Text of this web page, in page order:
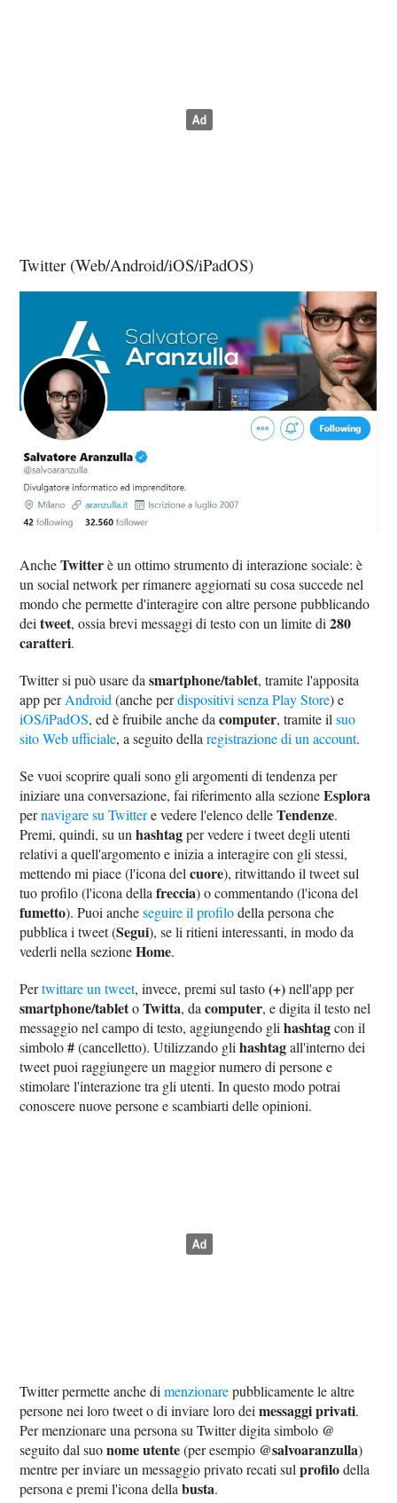
Twitter (Web/Android/iOS/iPadOS)
AncheTwitterè un ottimo strumento di interazione sociale: è
un social network per rimanere aggiornati su cosa succede nel
mondo che permette d'interagire con altre persone pubblicando
deitweet, ossia brevi messaggi di testo con un limite di280
caratteri.
Twitter si può usare dasmartphone/tablet, tramite l'apposita
app perAndroid (anche perdispositivi senza Play Store) e
iOS/iPadOS, ed è fruibile anche dacomputer, tramite ilsuo
sito Web ufficiale, a seguito dellaregistrazione di un account.
Se vuoi scoprire quali sono gli argomenti di tendenza per
iniziare una conversazione, fai riferimento alla sezioneEsplora
pernavigare su Twittere vedere l'elenco delleTendenze.
Premi, quindi, su unhashtagper vedere i tweet degli utenti
relativi a quell'argomento e inizia a interagire con gli stessi,
mettendo mi piace (l'icona delcuore), ritwittando il tweet sul
tuo profilo (l'icona dellafreccia) o commentando (l'icona del
fumetto). Puoi ancheseguire il profilodella persona che
pubblica i tweet (Segui), se li ritieni interessanti, in modo da
vederli nella sezioneHome.
Pertwittare un tweet, invece, premi sul tasto(+)nell'app per
smartphone/tabletoTwitta, dacomputer, e digita il testo nel
messaggio nel campo di testo, aggiungendo glihashtagcon il
simbolo#(cancelletto). Utilizzando glihashtagall'interno dei
tweet puoi raggiungere un maggior numero di persone e
stimolare l'interazione tra gli utenti. In questo modo potrai
conoscere nuove persone e scambiarti delle opinioni.
Twitter permette anche dimenzionarepubblicamente le altre
persone nei loro tweet o di inviare loro deimessaggi privati.
Per menzionare una persona su Twitter digita simbolo @
seguito dal suonome utente(per esempio @salvoaranzulla)
mentre per inviare un messaggio privato recati sulprofilodella
persona e premi l'icona dellabusta.